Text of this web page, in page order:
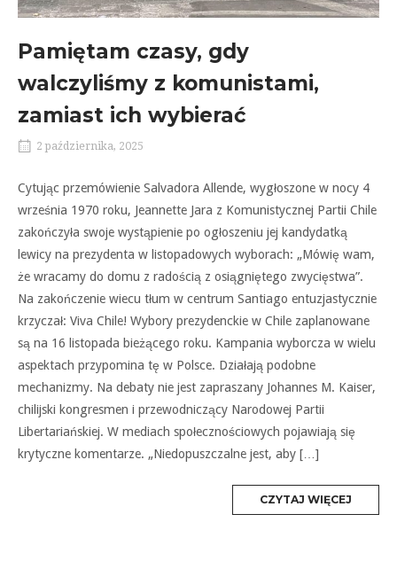
Pamiętam czasy, gdy
walczyliśmy z komunistami,
zamiast ich wybierać
2 października, 2025
Cytując przemówienie Salvadora Allende, wygłoszone w nocy 4
września 1970 roku, Jeannette Jara z Komunistycznej Partii Chile
zakończyła swoje wystąpienie po ogłoszeniu jej kandydatką
lewicy na prezydenta w listopadowych wyborach: „Mówię wam,
że wracamy do domu z radością z osiągniętego zwycięstwa”.
Na zakończenie wiecu tłum w centrum Santiago entuzjastycznie
krzyczał: Viva Chile! Wybory prezydenckie w Chile zaplanowane
są na 16 listopada bieżącego roku. Kampania wyborcza w wielu
aspektach przypomina tę w Polsce. Działają podobne
mechanizmy. Na debaty nie jest zapraszany Johannes M. Kaiser,
chilijski kongresmen i przewodniczący Narodowej Partii
Libertariańskiej. W mediach społecznościowych pojawiają się
krytyczne komentarze. „Niedopuszczalne jest, aby […]
CZYTAJ WIĘCEJ